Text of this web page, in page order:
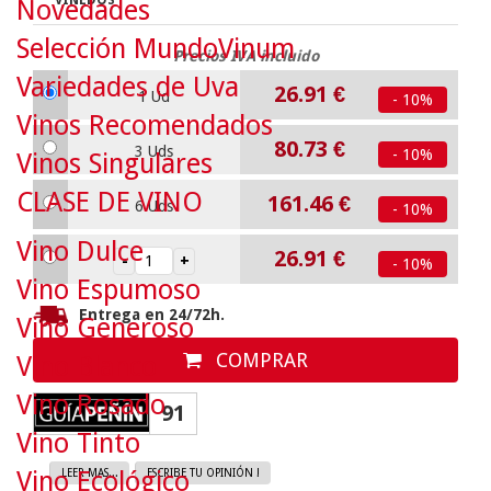
Precios IVA incluido
1 Ud 26.91 € - 10%
3 Uds 80.73 € - 10%
6 Uds 161.46 € - 10%
26.91 € - 10%
Entrega en 24/72h.
COMPRAR
91
LEER MAS... ESCRIBE TU OPINIÓN !
Novedades
Selección MundoVinum
Variedades de Uva
Vinos Recomendados
Vinos Singulares
CLASE DE VINO
Vino Dulce
Vino Espumoso
Vino Generoso
Vino Blanco
Vino Rosado
Vino Tinto
Vino Ecológico